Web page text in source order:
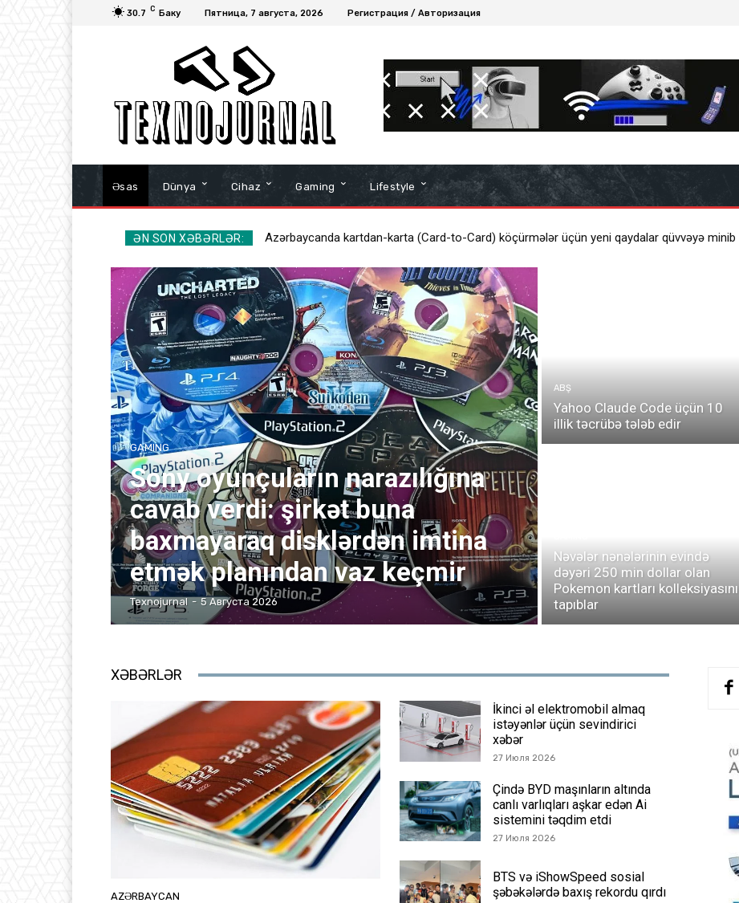
30.7 C Баку Пятница, 7 августа, 2026 Регистрация / Авторизация
Əsas Dünya Cihaz Gaming Lifestyle
ƏN SON XƏBƏRLƏR: Azərbaycanda kartdan-karta (Card-to-Card) köçürmələr üçün yeni qaydalar qüvvəyə minib
GAMING
Sony oyunçuların narazılığına
cavab verdi: şirkət buna
baxmayaraq disklərdən imtina
etmək planından vaz keçmir
Texnojurnal - 5 Августа 2026
ABŞ
Yahoo Claude Code üçün 10
illik təcrübə tələb edir
Nəvələr nənələrinin evində
dəyəri 250 min dollar olan
Pokemon kartları kolleksiyasını
tapıblar
XƏBƏRLƏR
AZƏRBAYCAN
İkinci əl elektromobil almaq
istəyənlər üçün sevindirici
xəbər
27 Июля 2026
Çində BYD maşınların altında
canlı varlıqları aşkar edən Ai
sistemini təqdim etdi
27 Июля 2026
BTS və iShowSpeed sosial
şəbəkələrdə baxış rekordu qırdı